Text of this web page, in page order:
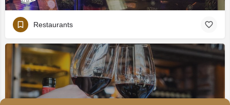
Restaurants